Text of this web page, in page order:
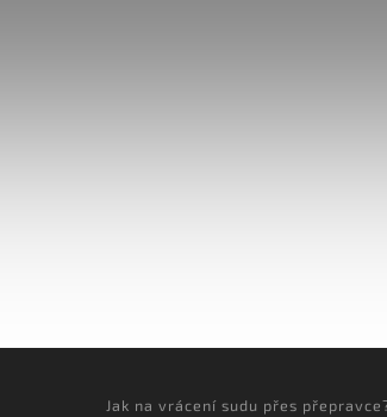
Jak na vrácení sudu přes